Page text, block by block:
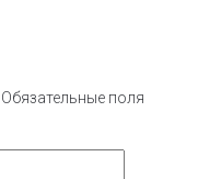
Обязательные поля